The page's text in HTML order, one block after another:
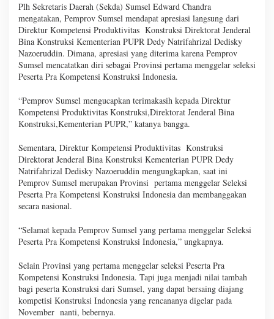
Plh Sekretaris Daerah (Sekda) Sumsel Edward Chandra
mengatakan, Pemprov Sumsel mendapat apresiasi langsung dari
Direktur Kompetensi Produktivitas Konstruksi Direktorat Jenderal
Bina Konstruksi Kementerian PUPR Dedy Natrifahrizal Dedisky
Nazoeruddin. Dimana, apresiasi yang diterima karena Pemprov
Sumsel mencatatkan diri sebagai Provinsi pertama menggelar seleksi
Peserta Pra Kompetensi Konstruksi Indonesia.
“Pemprov Sumsel mengucapkan terimakasih kepada Direktur
Kompetensi Produktivitas Konstruksi,Direktorat Jenderal Bina
Konstruksi,Kementerian PUPR,” katanya bangga.
Sementara, Direktur Kompetensi Produktivitas Konstruksi
Direktorat Jenderal Bina Konstruksi Kementerian PUPR Dedy
Natrifahrizal Dedisky Nazoeruddin mengungkapkan, saat ini
Pemprov Sumsel merupakan Provinsi pertama menggelar Seleksi
Peserta Pra Kompetensi Konstruksi Indonesia dan membanggakan
secara nasional.
“Selamat kepada Pemprov Sumsel yang pertama menggelar Seleksi
Peserta Pra Kompetensi Konstruksi Indonesia,” ungkapnya.
Selain Provinsi yang pertama menggelar seleksi Peserta Pra
Kompetensi Konstruksi Indonesia. Tapi juga menjadi nilai tambah
bagi peserta Konstruksi dari Sumsel, yang dapat bersaing diajang
kompetisi Konstruksi Indonesia yang rencananya digelar pada
November nanti, bebernya.